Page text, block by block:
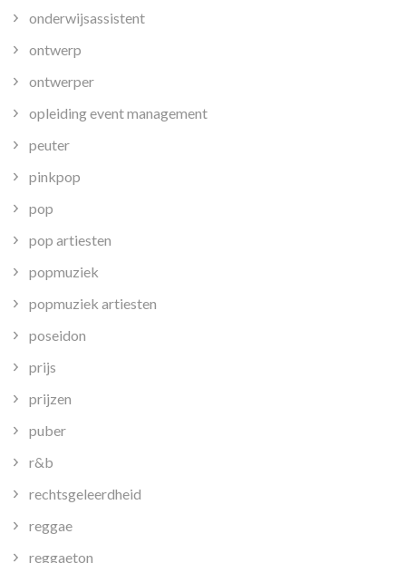
onderwijsassistent
ontwerp
ontwerper
opleiding event management
peuter
pinkpop
pop
pop artiesten
popmuziek
popmuziek artiesten
poseidon
prijs
prijzen
puber
r&b
rechtsgeleerdheid
reggae
reggaeton